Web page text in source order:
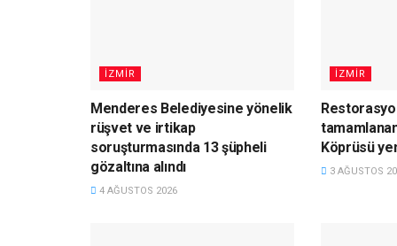
İZMIR
Menderes Belediyesine yönelik
rüşvet ve irtikap
soruşturmasında 13 şüpheli
gözaltına alındı
4 AĞUSTOS 2026
İZMIR
Köprüsü
3 AĞUSTOS